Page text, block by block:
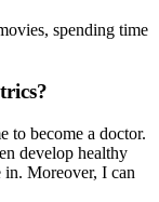
spending time
to become a doctor.
develop healthy
in. Moreover, I can